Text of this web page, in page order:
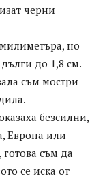
черни
но
дълги до 1,8 см.
съм мостри
безсилни,
Европа или
съм да
се иска от